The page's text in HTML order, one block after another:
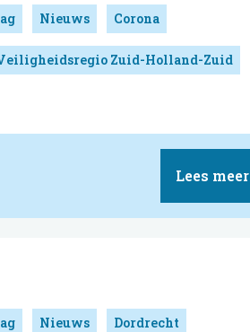
Nieuws Corona
Zuid-Holland-Zuid
Lees meer
Nieuws Dordrecht